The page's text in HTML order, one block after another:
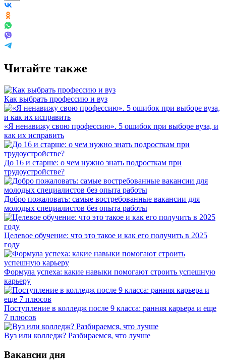
Читайте также
Как выбрать профессию и вуз
«Я ненавижу свою профессию». 5 ошибок при выборе вуза, и
как их исправить
До 16 и старше: о чем нужно знать подросткам при
трудоустройстве?
Добро пожаловать: самые востребованные вакансии для
молодых специалистов без опыта работы
Целевое обучение: что это такое и как его получить в 2025
году
Формула успеха: какие навыки помогают строить успешную
карьеру
Поступление в колледж после 9 класса: ранняя карьера и еще
7 плюсов
Вуз или колледж? Разбираемся, что лучше
Вакансии дня